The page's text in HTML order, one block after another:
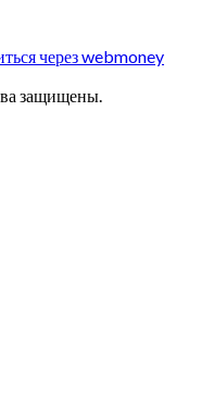
через webmoney
защищены.